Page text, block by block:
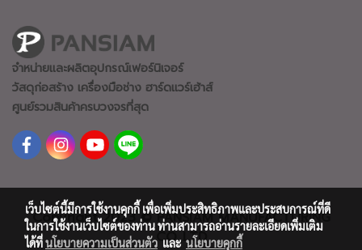
จำหน่ายและผลิตอุปกรณ์เฟอร์นิเจอร์
วัสดุก่อสร้าง เครื่องมือช่าง ฮาร์ดแวร์เฮ้าส์
ศูนย์รวมสินค้าครบวงจรที่สุด
Copyright 2023 © PANSIAM MANUFACTURING
CO.,LTD
เว็บไซต์นี้มีการใช้งานคุกกี้ เพื่อเพิ่มประสิทธิภาพและประสบการณ์ที่ดี
ในการใช้งานเว็บไซต์ของท่าน ท่านสามารถอ่านรายละเอียดเพิ่มเติม
ได้ที่นโยบายความเป็นส่วนตัว และ นโยบายคุกกี้